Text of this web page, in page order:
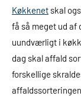
Køkkenet skal
få så meget ud af
uundværligt i
dag skal affald
forskellige